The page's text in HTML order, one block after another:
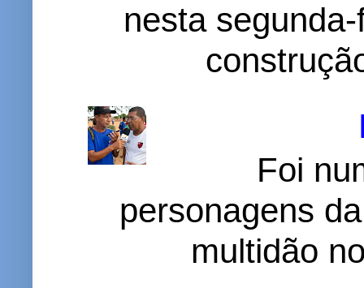
nesta
Foi
personagens
multidão